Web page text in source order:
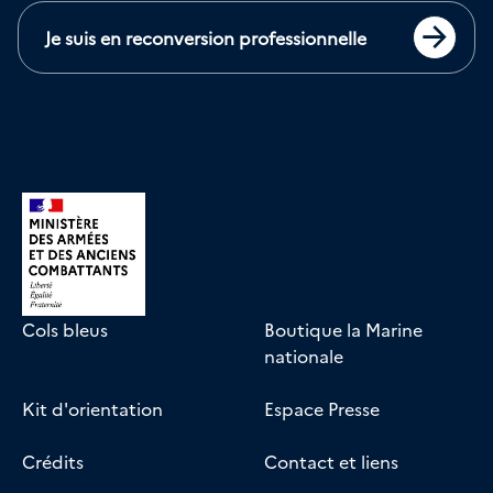
Je suis en reconversion professionnelle
Cols bleus
Boutique la Marine
nationale
Kit d'orientation Espace Presse
Crédits Contact et liens